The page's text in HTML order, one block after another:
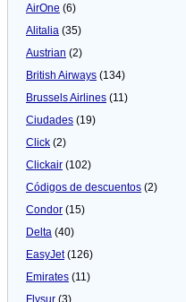
AirOne (6)
Alitalia (35)
Austrian (2)
British Airways (134)
Brussels Airlines (11)
Ciudades (19)
Click (2)
Clickair (102)
Códigos de descuentos (2)
Condor (15)
Delta (40)
EasyJet(126)
Emirates (11)
Flysur (3)